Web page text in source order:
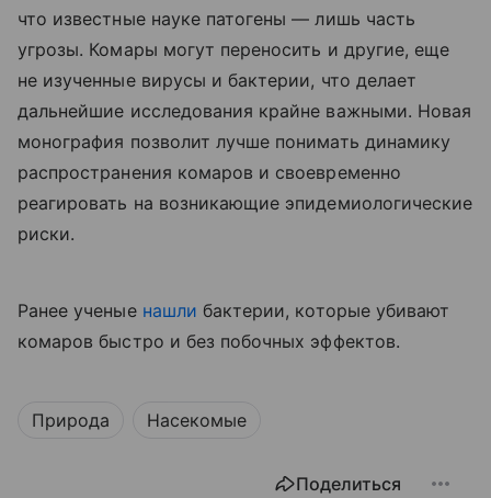
что известные науке патогены — лишь часть
угрозы. Комары могут переносить и другие, еще
не изученные вирусы и бактерии, что делает
дальнейшие исследования крайне важными. Новая
монография позволит лучше понимать динамику
распространения комаров и своевременно
реагировать на возникающие эпидемиологические
риски.
Ранееученые нашли бактерии, которые убивают
комаров быстро и без побочных эффектов.
Природа Насекомые
Поделиться